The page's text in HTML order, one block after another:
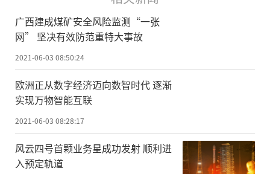
民群众生命财产安全，全区安全生产形势稳
定向好。
“在国家矿山安监局部署推动和自治区
有关部门的大力支持下，广西煤矿安全监察
信息化建设取得积极进展。”广西煤矿安监
局二级巡视员梁杰在发布会上介绍，已建成
广西煤矿事故风险分析平台系统，实现全区1
5处生产和建设矿井安全监控、人员定位和工
广西建成煤矿安全风险监测“一张
网” 坚决有效防范重特大事故
2021-06-03 08:50:24
欧洲正从数字经济迈向数智时代 逐渐
实现万物智能互联
2021-06-03 08:28:17
风云四号首颗业务星成功发射 顺利进
入预定轨道